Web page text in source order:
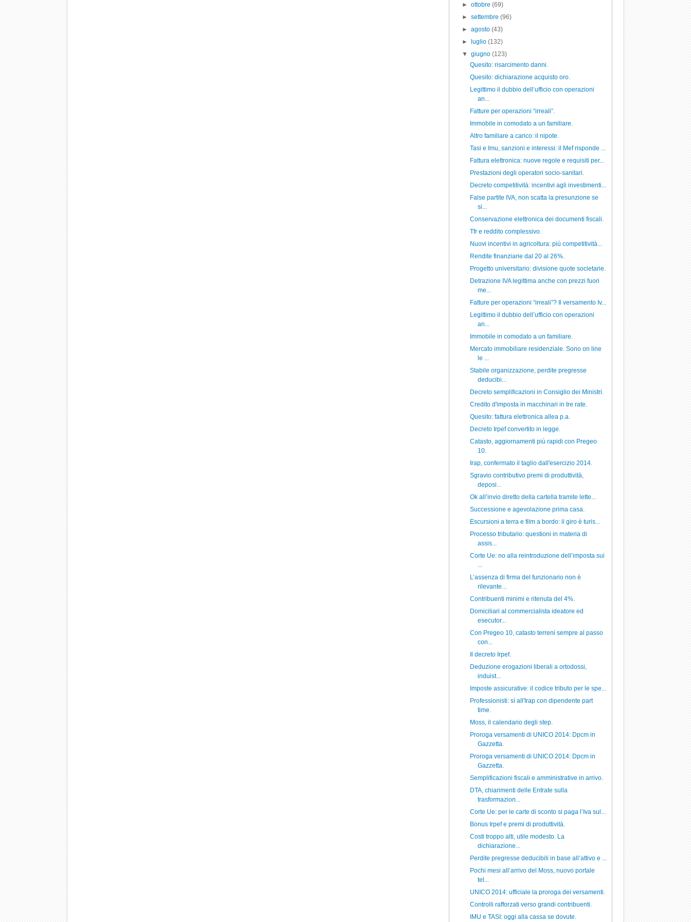
► ottobre (69)
► settembre (96)
► agosto (43)
►
luglio (132)
▼ giugno (123)
Quesito: risarcimento danni.
Quesito: dichiarazione acquisto oro.
Legittimo il dubbio dell’ufficio con operazioni
an...
Fatture per operazioni “irreali”.
Immobile in comodato a un familiare.
Altro familiare a carico: il nipote.
Tasi e Imu, sanzioni e interessi: il Mef risponde ...
Fattura elettronica: nuove regole e requisiti per...
Prestazioni degli operatori socio-sanitari.
Decreto competitività: incentivi agli investimenti...
False partite IVA, non scatta la presunzione se
si...
Conservazione elettronica dei documenti fiscali.
Tfr e reddito complessivo.
Nuovi incentivi in agricoltura: più competitività...
Rendite finanziarie dal 20 al 26%.
Progetto universitario: divisione quote societarie.
Detrazione IVA legittima anche con prezzi fuori
me...
Fatture per operazioni “irreali”? Il versamento Iv...
Legittimo il dubbio dell’ufficio con operazioni
an...
Immobile in comodato a un familiare.
Mercato immobiliare residenziale. Sono on line
le ...
Stabile organizzazione, perdite pregresse
deducibi...
Decreto semplificazioni in Consiglio dei Ministri.
Credito d'imposta in macchinari in tre rate.
Quesito: fattura elettronica allea p.a.
Decreto Irpef convertito in legge.
Catasto, aggiornamenti più rapidi con Pregeo
10.
Irap, confermato il taglio dall'esercizio 2014.
Sgravio contributivo premi di produttività,
deposi...
Ok all’invio diretto della cartella tramite lette...
Successione e agevolazione prima casa.
Escursioni a terra e film a bordo: il giro è turis...
Processo tributario: questioni in materia di
assis...
Corte Ue: no alla reintroduzione dell’imposta sui
...
L’assenza di firma del funzionario non è
rilevante...
Contribuenti minimi e ritenuta del 4%.
Domiciliari al commercialista ideatore ed
esecutor...
Con Pregeo 10, catasto terreni sempre al passo
con...
Il decreto Irpef.
Deduzione erogazioni liberali a ortodossi,
induist...
Imposte assicurative: il codice tributo per le spe...
Professionisti: sì all'Irap con dipendente part
time.
Moss, il calendario degli step.
Proroga versamenti di UNICO 2014: Dpcm in
Gazzetta.
Proroga versamenti di UNICO 2014: Dpcm in
Gazzetta.
Semplificazioni fiscali e amministrative in arrivo.
DTA, chiarimenti delle Entrate sulla
trasformazion...
Corte Ue: per le carte di sconto si paga l’Iva sul...
Bonus Irpef e premi di produttività.
Costi troppo alti, utile modesto. La
dichiarazione...
Perdite pregresse deducibili in base all’attivo e ...
Pochi mesi all’arrivo del Moss, nuovo portale
tel...
UNICO 2014: ufficiale la proroga dei versamenti.
Controlli rafforzati verso grandi contribuenti.
IMU e TASI: oggi alla cassa se dovute.